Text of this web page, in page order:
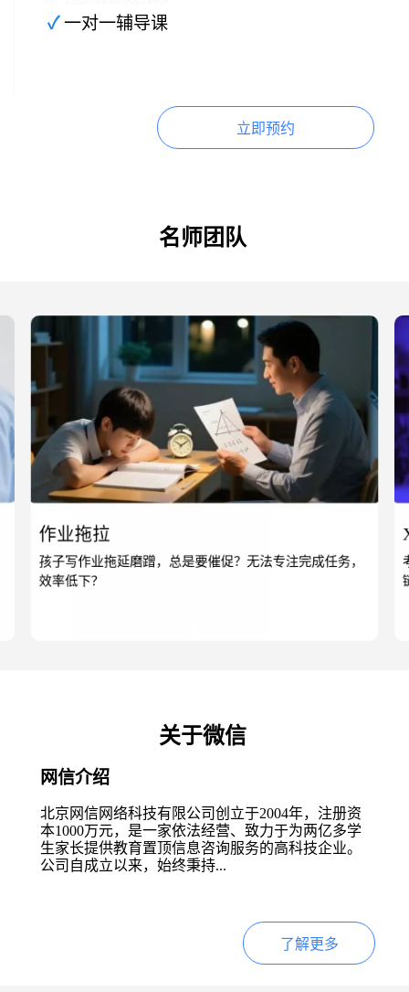
✓ 一对一辅导课
立即预约
名师团队
作业拖拉
孩子写作业拖延磨蹭，总是要催促？无法专注完成任务，
效率低下？
关于微信
网信介绍
北京网信网络科技有限公司创立于2004年，注册资
本1000万元，是一家依法经营、致力于为两亿多学
生家长提供教育置顶信息咨询服务的高科技企业。
公司自成立以来，始终秉持...
了解更多